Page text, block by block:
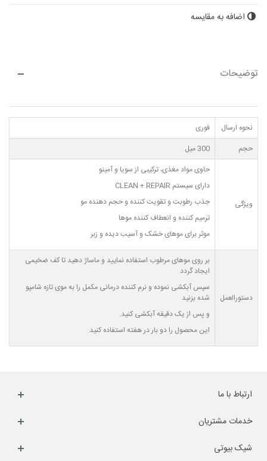
اضافه به مقایسه
توضیحات
نحوه ارسال
فوری
حجم
300 میل
ویژگی
حاوی مواد مغذی، ترکیبی از سویا و آمینو
دارای سیستم CLEAN + REPAIR
جذب رطوبت و تقویت کننده و حجم دهنده مو
ترمیم کننده و انعطاف کننده موها
موثر برای موهای خشک و آسیب دیده و زبر
دستورالعمل
بر روی موهای مرطوب استفاده نمایید و ماساژ دهید تا کف ضخیمی
ایجاد گردد
سپس آبکشی نموده و نرم کننده درمانی مکمل را به موی تازه شامپو
شده بزنید
و پس از یک دقیقه آبکشی کنید.
این محصول را دو بار در هفته استفاده کنید.
ارتباط با ما
خدمات مشتریان
شیک بیوتی